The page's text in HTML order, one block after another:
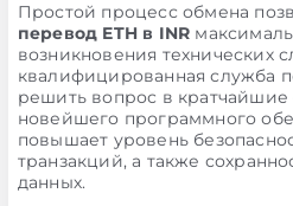
Простой процесс обмена
перевод ETH в INR
возникновения технических
квалифицированная служба
решить вопрос в кратчайшие
новейшего программного
повышает уровень
транзакций, а также
данных.